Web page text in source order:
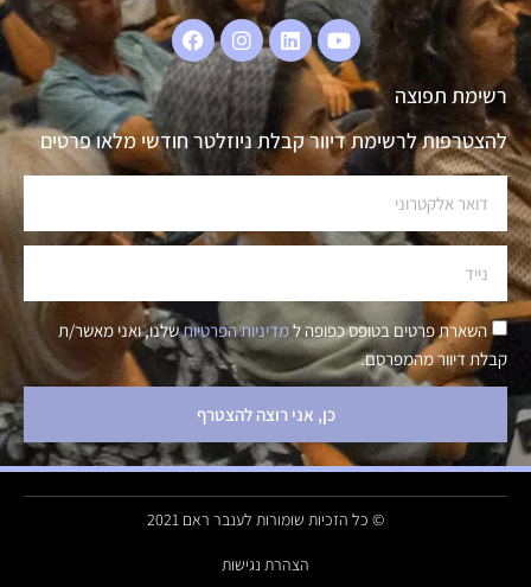
רשימת תפוצה
להצטרפות לרשימת דיוור קבלת ניוזלטר חודשי מלאו פרטים
השארת פרטים בטופס כפופה למדיניות הפרטיותשלנו, ואני מאשר/ת
קבלת דיוור מהמפרסם.
כן, אני רוצה להצטרף
© כל הזכיות שומורות לענבר ראם 2021
הצהרת נגישות